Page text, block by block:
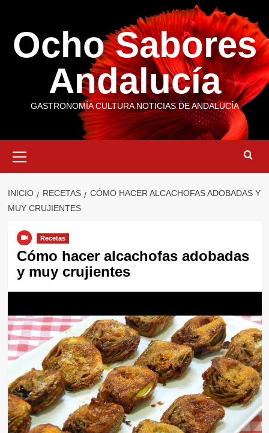
contenido
Ocho Sabores
Andalucía
GASTRONOMÍA CULTURA NOTICIAS DE ANDALUCÍA
primario
INICIO RECETAS
CÓMO HACER ALCACHOFAS ADOBADAS Y
MUY CRUJIENTES
Recetas
Cómo hacer alcachofas adobadas
y muy crujientes